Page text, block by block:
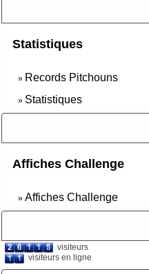
Statistiques
» Records Pitchouns
» Statistiques
Affiches Challenge
» Affiches Challenge
visiteurs
visiteurs en ligne